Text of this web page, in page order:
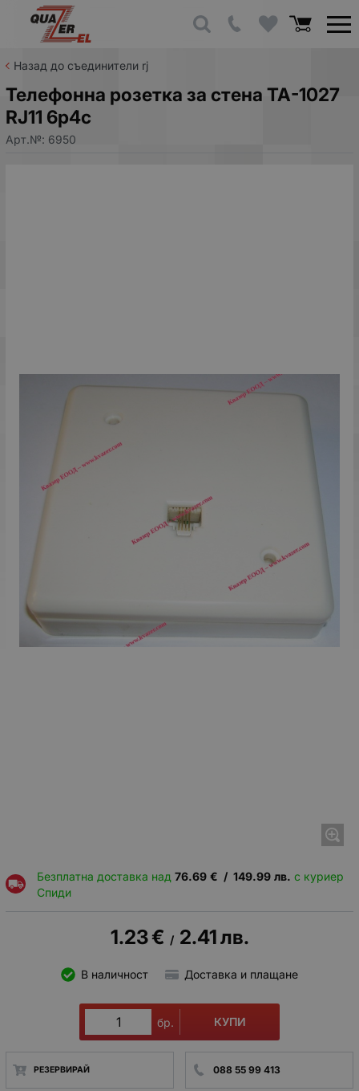
Назад до съединители rj
Телефонна розетка за стена ТА-1027
RJ11 6p4c
Арт.№: 6950
Безплатна доставка над 76.69 € / 149.99 лв. с куриер
Спиди
1.23€ / 2.41лв.
В наличност Доставка и плащане
бр. КУПИ
РЕЗЕРВИРАЙ 088 55 99 413